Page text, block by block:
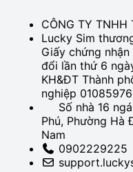
CÔNG TY TNHH
Lucky Sim
Giấy chứng
đổi lần thứ 6
KH&ĐT Thành
nghiệp
Số nhà 16
Phú, Phường Hà
Nam
0902229225